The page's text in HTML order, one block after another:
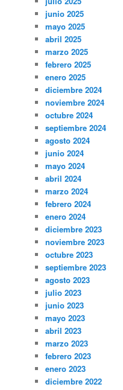
junio 2025
mayo 2025
abril 2025
marzo 2025
febrero 2025
enero 2025
diciembre 2024
noviembre 2024
octubre 2024
septiembre 2024
agosto 2024
junio 2024
mayo 2024
abril 2024
marzo 2024
febrero 2024
enero 2024
diciembre 2023
noviembre 2023
octubre 2023
septiembre 2023
agosto 2023
julio 2023
junio 2023
mayo 2023
abril 2023
marzo 2023
febrero 2023
enero 2023
diciembre 2022